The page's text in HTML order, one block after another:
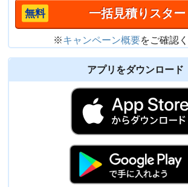
一括見積りスター
※キャンペーン概要をご確認
アプリをダウンロード